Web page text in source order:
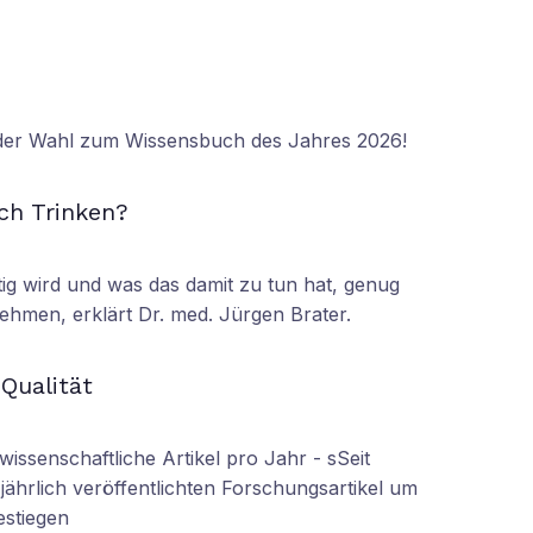
Wahl zum Wissensbuch des Jahres 2026!
Trinken?
wird und was das damit zu tun hat, genug
erklärt Dr. med. Jürgen Brater.
Artikel pro Jahr - sSeit
veröffentlichten Forschungsartikel um